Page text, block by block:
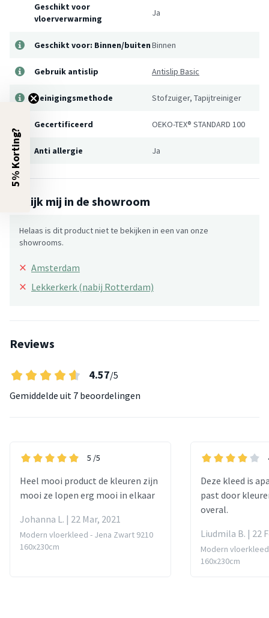
Geschikt voor
vloerverwarming
Ja
Geschikt voor: Binnen/buitenBinnen
Gebruik antislip Antislip Basic
Reinigingsmethode Stofzuiger, Tapijtreiniger
Gecertificeerd OEKO-TEX® STANDARD 100
Anti allergie Ja
Bekijk mij in de showroom
Helaas is dit product niet te bekijken in een van onze
showrooms.
× Amsterdam
× Lekkerkerk (nabij Rotterdam)
Reviews
4.57/5
Gemiddelde uit 7 beoordelingen
5 /5
Heel mooi product de kleuren zijn
mooi ze lopen erg mooi in elkaar
Johanna L. | 22 Mar, 2021
Modern vloerkleed - Jena Zwart 9210
160x230cm
Deze kleed is
past door
overal.
Liudmila B. | 22
Modern
160x230cm
5% Korting?